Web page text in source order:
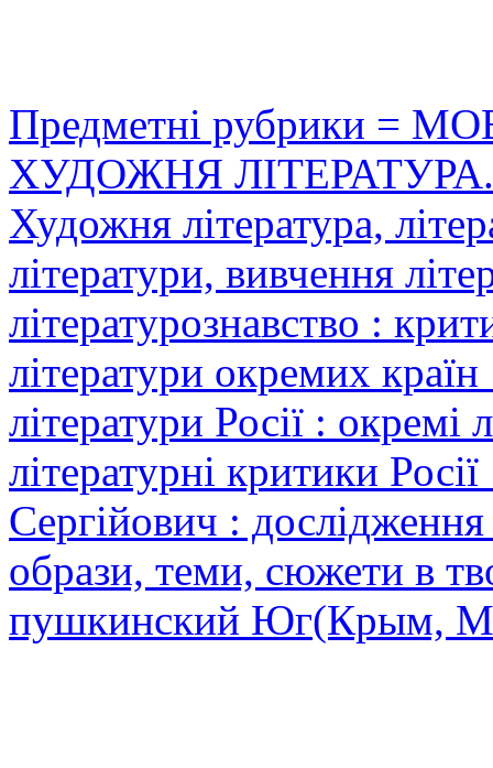
Предметні рубрики =
ХУДОЖНЯ
Художня література,
літератури, вивчення
літературознавство :
літератури окремих
літератури Росії : окремі
літературні критики
Сергійович :
образи, теми, сюжети в
пушкинский Юг(Крым,